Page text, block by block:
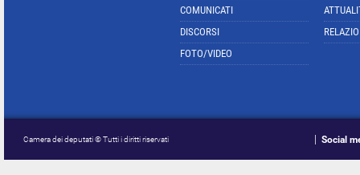
COMUNICATI
DISCORSI
FOTO/VIDEO
Camera dei deputati © Tutti i diritti riservati Social